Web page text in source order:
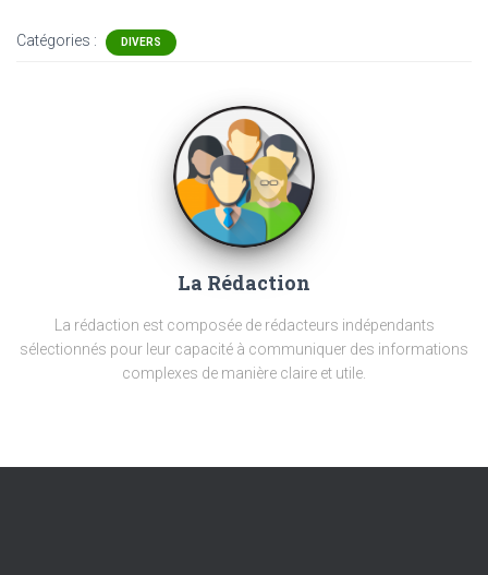
Catégories : DIVERS
La Rédaction
La rédaction est composée de rédacteurs indépendants
sélectionnés pour leur capacité à communiquer des informations
complexes de manière claire et utile.